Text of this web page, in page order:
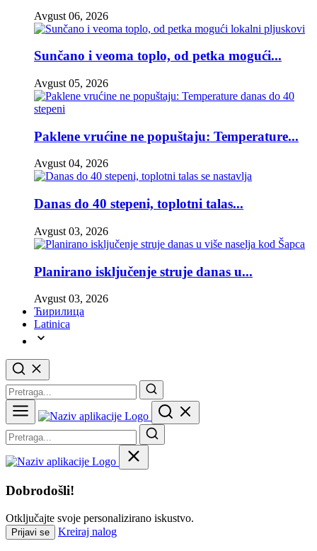
Avgust 06, 2026
Sunčano i veoma toplo, od petka mogući...
Avgust 05, 2026
Paklene vrućine ne popuštaju: Temperature...
Avgust 04, 2026
Danas do 40 stepeni, toplotni talas...
Avgust 03, 2026
Planirano isključenje struje danas u...
Avgust 03, 2026
Ћирилица
Latinica
Dobrodošli!
Otključajte svoje personalizirano iskustvo.
Prijavi se Kreiraj nalog